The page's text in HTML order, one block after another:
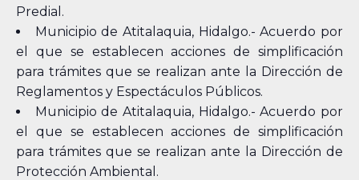
Predial.
Municipio de Atitalaquia, Hidalgo.- Acuerdo por
el que se establecen acciones de simplificación
para trámites que se realizan ante la Dirección de
Reglamentos y Espectáculos Públicos.
Municipio de Atitalaquia, Hidalgo.- Acuerdo por
el que se establecen acciones de simplificación
para trámites que se realizan ante la Dirección de
Protección Ambiental.